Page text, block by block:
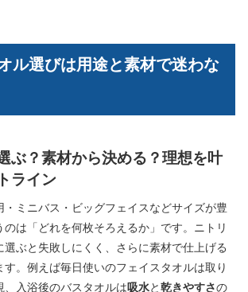
ル選びは用途と素材で迷わな
ぶ？素材から決める？理想を叶
ライン
・ミニバス・ビッグフェイスなどサイズが豊
は「どれを何枚そろえるか」です。ニトリ
選ぶと失敗しにくく、さらに素材で仕上げる
す。例えば毎日使いのフェイスタオルは取り
、入浴後のバスタオルは吸水と乾きやすさの